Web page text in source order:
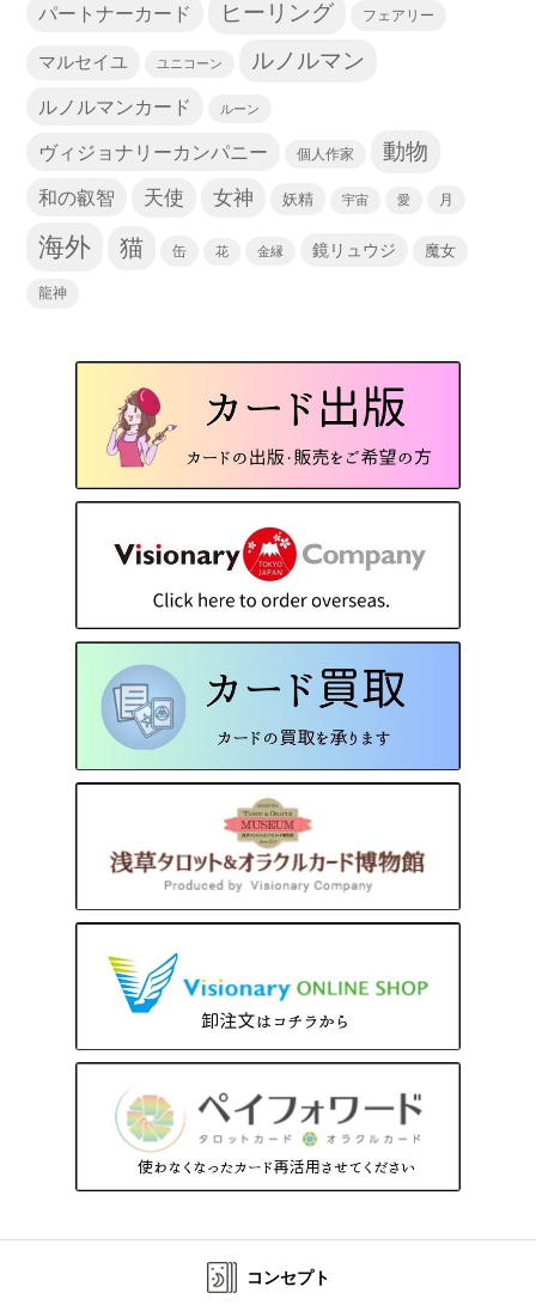
パートナーカード ヒーリング フェアリー
マルセイユ ユニコーン ルノルマン
ルノルマンカード ルーン
ヴィジョナリーカンパニー 個人作家 動物
和の叡智 天使 女神 妖精 宇宙 愛 月
海外 猫 缶 花 金縁 鏡リュウジ 魔女
龍神
コンセプト